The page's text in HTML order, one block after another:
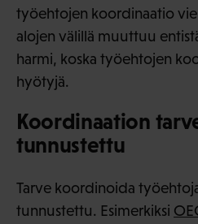
työehtojen koordinaatio
alojen välillä muuttuu
harmi, koska työehtojen
hyötyjä.
Koordinaation
tunnustettu
Tarve koordinoida
tunnustettu. Esimerkiksi